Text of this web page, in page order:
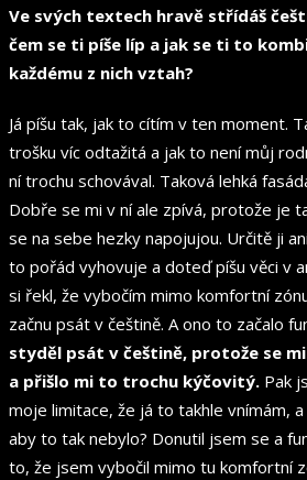
Ve svých textech hravě střídáš
čem se ti píše líp a jak se ti to
každému z nich vztah?
Já píšu tak, jak to cítím v ten moment.
trošku víc odtažitá a jak to není můj
ní trochu schovával. Taková lehká
Dobře se mi v ní ale zpívá, protože je
se na sebe hezky napojujou. Určitě ji
to pořád vyhovuje a doteď píšu věci v
si řekl, že vybočím mimo komfortní
začnu psát v češtině. A ono to začalo
styděl psát v češtině, protože se
a přišlo mi to trochu kýčovitý. Pak
moje limitace, že já to takhle vnímám,
aby to tak nebylo? Donutil jsem se a
to, že jsem vybočil mimo tu komfortní